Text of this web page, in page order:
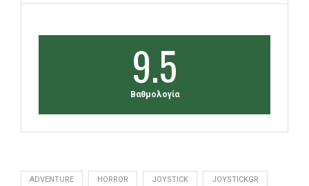
9.5
Βαθμολογία
ADVENTURE HORROR JOYSTICK JOYSTICKGR